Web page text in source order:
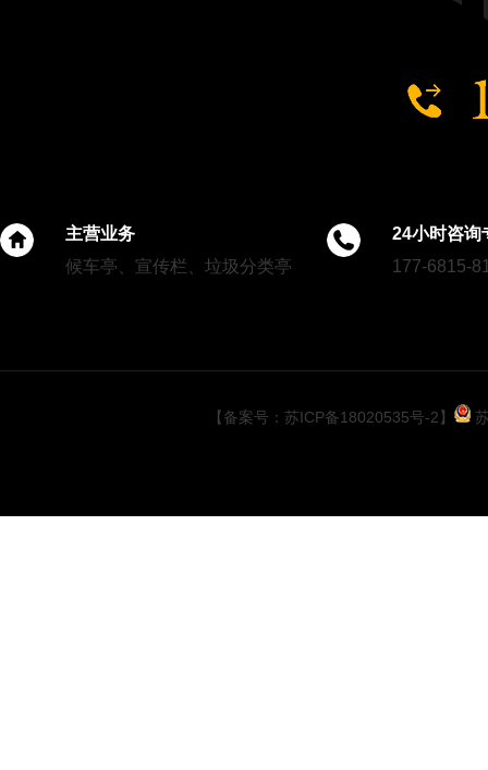
主营业务
候车亭、宣传栏、垃圾分类亭
24小时咨询
177-6815-
【备案号：苏ICP备18020535号-2】